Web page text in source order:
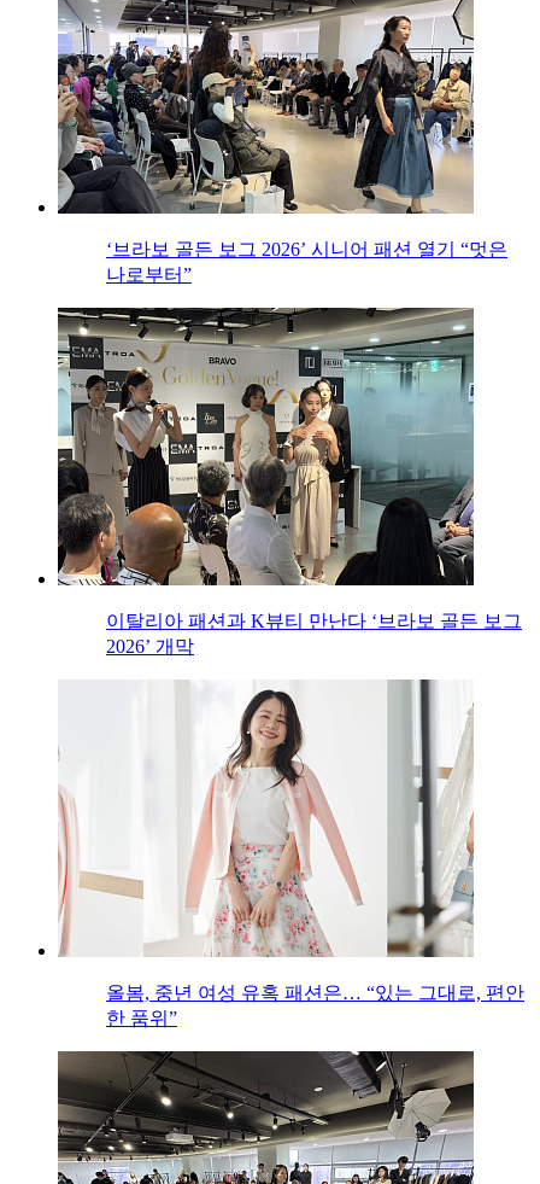
‘브라보 골든 보그 2026’ 시니어 패션 열기 “멋은
나로부터”
이탈리아 패션과 K뷰티 만난다 ‘브라보 골든 보그
2026’ 개막
올봄, 중년 여성 유혹 패션은… “있는 그대로, 편안
한 품위”